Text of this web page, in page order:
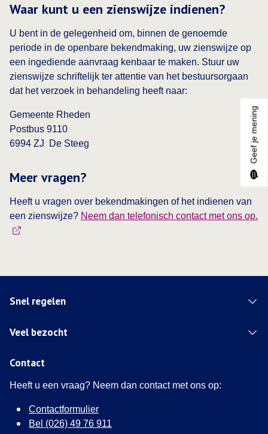
Waar kunt u een zienswijze indienen?
U bent in de gelegenheid om, binnen de genoemde
periode in de openbare bekendmaking, uw zienswijze op
een ingediende aanvraag kenbaar te maken. Stuur uw
zienswijze schriftelijk ter attentie van het bestuursorgaan
dat het verzoek in behandeling heeft naar:
Gemeente Rheden
Postbus 9110
6994 ZJ De Steeg
Meer vragen?
Heeft u vragen over bekendmakingen of het indienen van
een zienswijze? Neem dan telefonisch contact met ons op.
Snel regelen
Veel bezocht
Contact
Heeft u een vraag? Neem dan contact met ons op:
Contactformulier
Bel (026) 49 76 911
Geef je mening